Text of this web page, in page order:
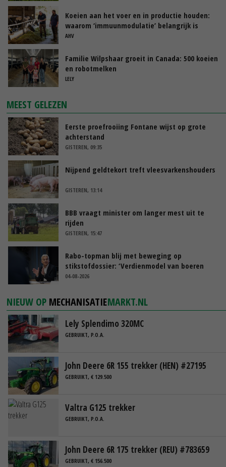
Koeien aan het voer en in productie houden:
waarom ‘immuunmodulatie’ belangrijk is
tijdens de transitieperiode
AHV
Familie Wilpshaar groeit in Canada: 500 koeien
en robotmelken
LELY
MEEST GELEZEN
Eerste proefrooiing Fontane wijst op grote
achterstand
GISTEREN, 09:35
Nijpend geldtekort treft vleesvarkenshouders
GISTEREN, 13:14
BBB vraagt minister om langer mest uit te
rijden
GISTEREN, 15:47
Rabo-topman blij met beweging op
stikstofdossier: ‘Verdienmodel van boeren
blijft cruciaal’
04-08-2026
NIEUW OP MECHANISATIEMARKT.NL
Lely Splendimo 320MC
GEBRUIKT, P.O.A.
John Deere 6R 155 trekker (HEN) #27195
GEBRUIKT, € 129.500
Valtra G125 trekker
GEBRUIKT, P.O.A.
John Deere 6R 175 trekker (REU) #783659
GEBRUIKT, € 156.500